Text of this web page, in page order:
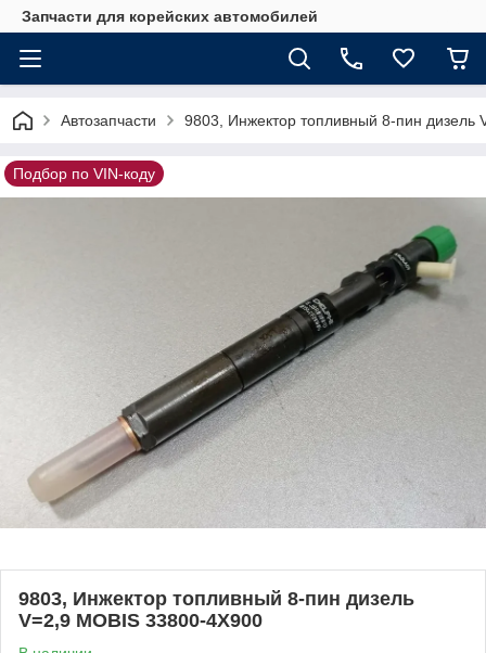
Запчасти для корейских автомобилей
Автозапчасти 9803, Инжектор топливный 8-пин дизель
Подбор по VIN-коду
9803, Инжектор топливный 8-пин дизель
V=2,9 MOBIS 33800-4X900